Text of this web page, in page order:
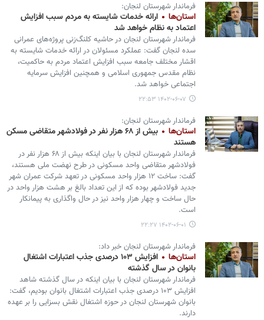
فرماندار شهرستان لنجان:
استان‌ها
ارائه خدمات شایسته به مردم سبب افزایش
اعتماد به نظام خواهد شد
فرماندار شهرستان لنجان در حاشیه کلنگ‌زنی پروژه‌های عمرانی
سده لنجان گفت: عملکرد مسئولان در ارائه خدمات شایسته به
اقشار مختلف جامعه سبب افزایش اعتماد مردم به حاکمیت،
نظام مقدس جمهوری اسلامی و همچنین افزایش سرمایه
اجتماعی خواهد شد.
۱۴۰۲-۰۶-۰۷ ۲۲:۵۳
فرماندار شهرستان لنجان:
استان‌ها
بیش از ۶۸ هزار نفر در فولادشهر متقاضی مسکن
هستند
فرماندار شهرستان لنجان با بیان اینکه بیش از ۶۸ هزار نفر در
فولادشهر متقاضی واحد مسکونی در طرح نهضت ملی هستند،
گفت: ساخت ۱۲ هزار واحد مسکونی در تعهد شرکت عمران شهر
جدید فولادشهر بوده که از این تعداد بالغ بر هشت هزار واحد در
حال ساخت و چهار هزار واحد نیز در حال واگذاری به پیمانکار
است.
۱۴۰۲-۰۶-۰۱ ۲۲:۲۷
فرماندار شهرستان لنجان خبر داد:
استان‌ها
افزایش ۱۰۳ درصدی جذب اعتبارات اشتغال
بانوان در سال گذشته
فرماندار شهرستان لنجان با بیان اینکه در سال گذشته شاهد
افزایش ۱۰۳ درصدی جذب اعتبارات اشتغال بانوان بودیم، گفت:
بانوان شهرستان لنجان در حوزه اشتغال نقش بسزایی را بر عهده
دارند.